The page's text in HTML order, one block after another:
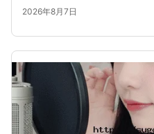
2026年8月7日